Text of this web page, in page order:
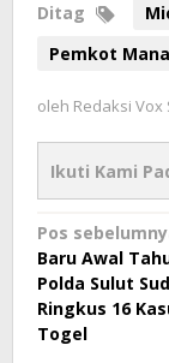
Ditag
Pemkot
oleh Redaksi Vox
Ikuti Kami
Navigasi
pos
Pos
Baru Awal
Polda Sulut
Ringkus 16
Togel